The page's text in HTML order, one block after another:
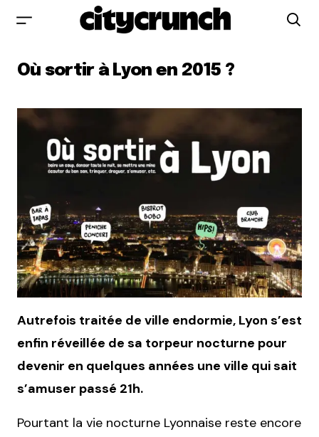
Où sortir à Lyon en 2015 ?
Autrefois traitée de ville endormie, Lyon s’est
enfin réveillée de sa torpeur nocturne pour
devenir en quelques années une ville qui sait
s’amuser passé 21h.
Pourtant la vie nocturne Lyonnaise reste encore